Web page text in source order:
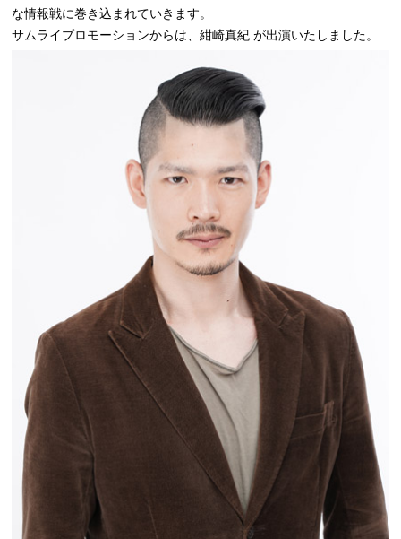
な情報戦に巻き込まれていきます。
サムライプロモーションからは、紺崎真紀 が出演いたしました。